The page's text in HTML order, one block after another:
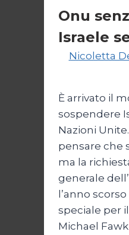
Onu
Israele
Nicoletta
È arrivato il
sospendere
Nazioni
pensare che
ma la
generale
l’anno
speciale per
Michael